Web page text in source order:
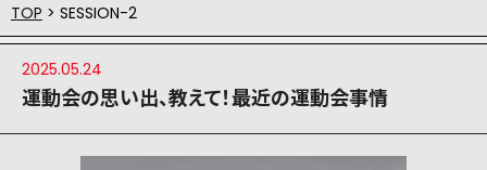
TOP > SESSION-2
2025.05.24
運動会の思い出、教えて！最近の運動会事情